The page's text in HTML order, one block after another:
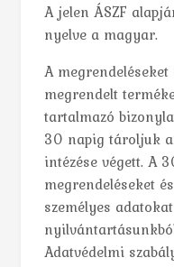
A jelen ÁSZF
nyelve a magyar.
A
megrendelt
tartalmazó
30 napig tároljuk
intézése végett. A
megrendeléseket
személyes
Adatvédelmi